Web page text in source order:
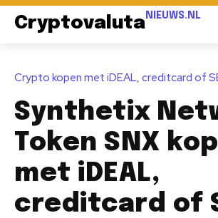
Cryptovaluta NIEUWS.NL
Crypto kopen met iDEAL, creditcard of
Synthetix
Token SNX
met iDEAL,
creditcard of